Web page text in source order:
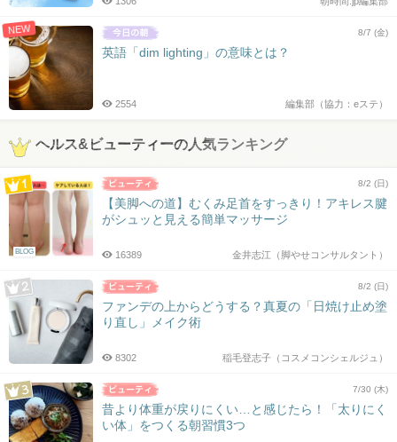
NEW 8/7 (金)
英語「dim lighting」の意味とは？
編集部（協力：eステ）
2554
ヘルス&ビューティーの人気ランキング
BLOG
8/2 (日)
【美脚への道】むくみ足首をすっきり！アキレス腱
がシュッと見える簡単マッサージ
金井志江（脚やせコンサルタント）
16389
8/2 (日)
ファンデの上からどうする？真夏の「日焼け止め塗
り直し」メイク術
稲毛登志子（コスメコンシェルジュ）
8302
7/30 (木)
昔より体重が戻りにくい…と感じたら！「太りにく
い体」をつくる朝習慣3つ